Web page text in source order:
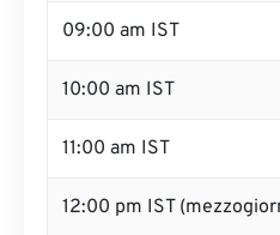
09:00 am IST
10:00 am IST
11:00 am IST
12:00 pm IST